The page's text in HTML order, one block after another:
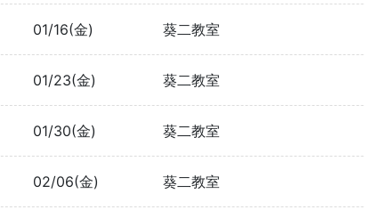
01/16(金) 葵二教室
01/23(金) 葵二教室
01/30(金) 葵二教室
02/06(金) 葵二教室